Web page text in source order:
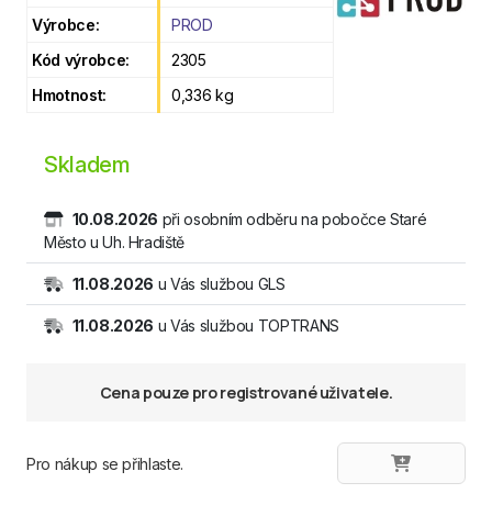
Výrobce:
PROD
Kód výrobce:
2305
Hmotnost:
0,336 kg
Skladem
10.08.2026 při osobním odběru na pobočce Staré
Město u Uh. Hradiště
11.08.2026 u Vás službou GLS
11.08.2026 u Vás službou TOPTRANS
Cena pouze pro registrované uživatele.
Pro nákup se přihlaste.